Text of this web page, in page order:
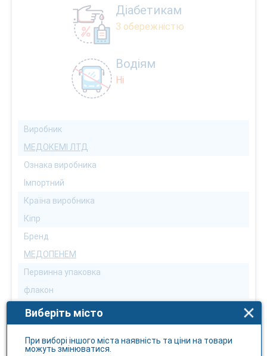
Діабетикам
З обережністю
Водіям
Ні
Виробник
МЕДОКЕМІ ЛТД
Ознака виробника
Імпортний
Країна виробника
Кіпр
Бренд
МЕДОПЕНЕМ
Первинна упаковка
флакон
Форма випуску
порошок
Кількість в упаковці
Виберіть місто
При виборі іншого міста наявність та ціни на товари
можуть змінюватися.